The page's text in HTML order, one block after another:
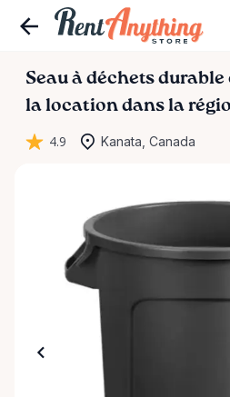
Seau à déchets durable
la location dans la
4.9 Kanata, Canada